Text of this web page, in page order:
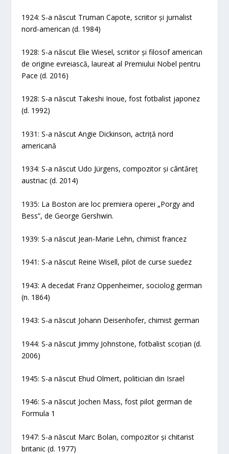
1924: S-a născut Truman Capote, scriitor și jurnalist
nord-american (d. 1984)
1928: S-a născut Elie Wiesel, scriitor și filosof american
de origine evreiască, laureat al Premiului Nobel pentru
Pace (d. 2016)
1928: S-a născut Takeshi Inoue, fost fotbalist japonez
(d. 1992)
1931: S-a născut Angie Dickinson, actriță nord
americană
1934: S-a născut Udo Jürgens, compozitor și cântăreț
austriac (d. 2014)
1935: La Boston are loc premiera operei „Porgy and
Bess”, de George Gershwin.
1939: S-a născut Jean-Marie Lehn, chimist francez
1941: S-a născut Reine Wisell, pilot de curse suedez
1943: A decedat Franz Oppenheimer, sociolog german
(n. 1864)
1943: S-a născut Johann Deisenhofer, chimist german
1944: S-a născut Jimmy Johnstone, fotbalist scoțian (d.
2006)
1945: S-a născut Ehud Olmert, politician din Israel
1946: S-a născut Jochen Mass, fost pilot german de
Formula 1
1947: S-a născut Marc Bolan, compozitor și chitarist
britanic (d. 1977)